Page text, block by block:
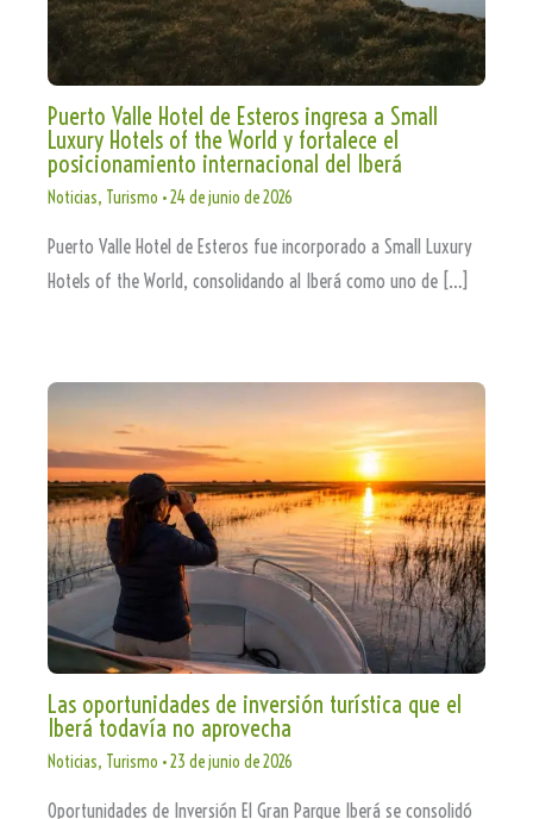
Puerto Valle Hotel de Esteros ingresa a Small
Luxury Hotels of the World y fortalece el
posicionamiento internacional del Iberá
Noticias, Turismo •24 de junio de 2026
Puerto Valle Hotel de Esteros fue incorporado a Small Luxury
Hotels of the World, consolidando al Iberá como uno de […]
Las oportunidades de inversión turística que el
Iberá todavía no aprovecha
Noticias, Turismo •23 de junio de 2026
Oportunidades de Inversión El Gran Parque Iberá se consolidó